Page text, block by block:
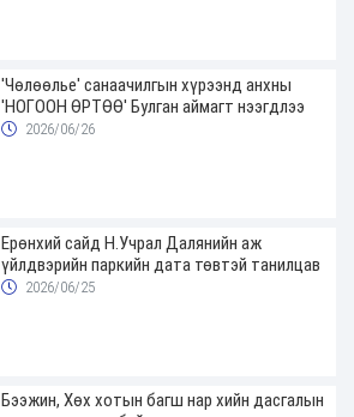
'Чөлөөлье' санаачилгын хүрээнд анхны
'НОГООН ӨРТӨӨ' Булган аймагт нээгдлээ
2026/06/26
Ерөнхий сайд Н.Учрал Далянийн аж
үйлдвэрийн паркийн дата төвтэй танилцав
2026/06/25
Бээжин, Хөх хотын багш нар хийн дасгалын